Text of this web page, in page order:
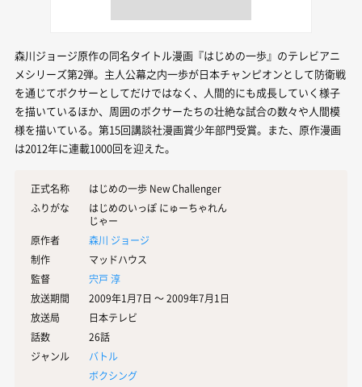
森川ジョージ原作の同名タイトル漫画『はじめの一歩』のテレビアニ
メシリーズ第2弾。主人公幕之内一歩が日本チャンピオンとして防衛戦
を通じてボクサーとしてだけではなく、人間的にも成長していく様子
を描いているほか、周囲のボクサーたちの壮絶な試合の数々や人間模
様を描いている。第15回講談社漫画賞少年部門受賞。また、原作漫画
は2012年に連載1000回を迎えた。
正式名称
はじめの一歩 New Challenger
ふりがな
はじめのいっぽ にゅーちゃれん
じゃー
原作者
森川 ジョージ
制作
マッドハウス
監督
宍戸 淳
放送期間
2009年1月7日 〜 2009年7月1日
放送局
日本テレビ
話数
26話
ジャンル
バトル
ボクシング